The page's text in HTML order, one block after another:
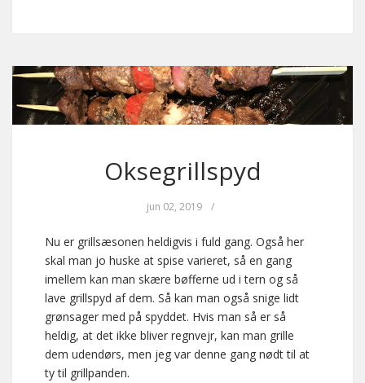
Oksegrillspyd
jun 02, 2019 /
Nu er grillsæsonen heldigvis i fuld gang. Også her
skal man jo huske at spise varieret, så en gang
imellem kan man skære bøfferne ud i tern og så
lave grillspyd af dem. Så kan man også snige lidt
grønsager med på spyddet. Hvis man så er så
heldig, at det ikke bliver regnvejr, kan man grille
dem udendørs, men jeg var denne gang nødt til at
ty til grillpanden.